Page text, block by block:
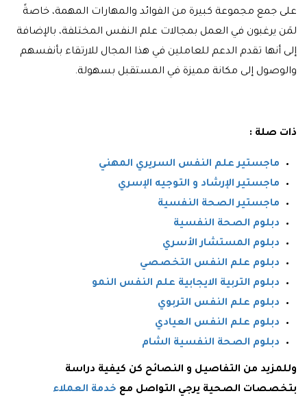
على جمع مجموعة كبيرة من الفوائد والمهارات المهمة، خاصةً
لمَن يرغبون في العمل بمجالات علم النفس المختلفة، بالإضافة
إلى أنها تقدم الدعم للعاملين في هذا المجال للارتقاء بأنفسهم
والوصول إلى مكانة مميزة في المستقبل بسهولة.
ذات صلة :
ماجستير علم النفس السريري المهني
ماجستير الإرشاد و التوجيه الإسري
ماجستير الصحة النفسية
دبلوم الصحة النفسية
دبلوم المستشار الأسري
دبلوم علم النفس التخصصي
دبلوم التربية الايجابية علم النفس النمو
دبلوم علم النفس التربوي
دبلوم علم النفس العيادي
دبلوم الصحة النفسية الشام
وللمزيد من التفاصيل و النصائح كن كيفية دراسة
بتخصصات الصحية يرجي التواصل مع خدمة العملاء